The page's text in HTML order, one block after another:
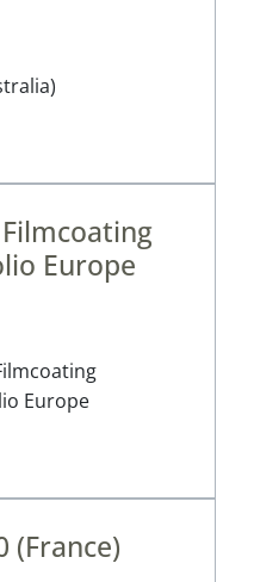
Europe
Europe
(France)